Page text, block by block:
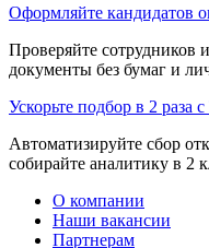
Оформляйте кандидатов
Проверяйте сотрудников
документы без бумаг и
Ускорьте подбор в 2 раза
Автоматизируйте сбор
собирайте аналитику в 2
О компании
Наши вакансии
Партнерам